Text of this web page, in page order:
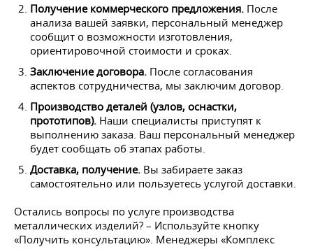
Получение коммерческого предложения. После
анализа вашей заявки, персональный менеджер
сообщит о возможности изготовления,
ориентировочной стоимости и сроках.
Заключение договора. После согласования
аспектов сотрудничества, мы заключим договор.
Производство деталей (узлов, оснастки,
прототипов). Наши специалисты приступят к
выполнению заказа. Ваш персональный менеджер
будет сообщать об этапах работы.
Доставка, получение. Вы забираете заказ
самостоятельно или пользуетесь услугой доставки.
Остались вопросы по услуге производства
металлических изделий? – Используйте кнопку
«Получить консультацию». Менеджеры «Комплекс